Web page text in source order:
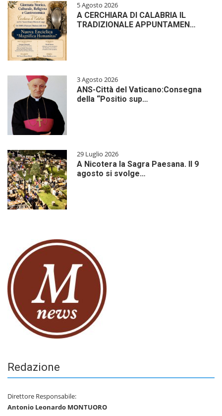
5 Agosto 2026
A CERCHIARA DI CALABRIA IL
TRADIZIONALE APPUNTAMEN…
3 Agosto 2026
ANS-Città del Vaticano:Consegna
della “Positio sup…
29 Luglio 2026
A Nicotera la Sagra Paesana. Il 9
agosto si svolge…
Redazione
Direttore Responsabile:
Antonio Leonardo MONTUORO